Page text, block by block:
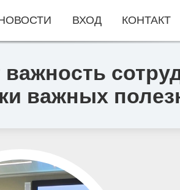
важных
ВХОД КОНТАКТ